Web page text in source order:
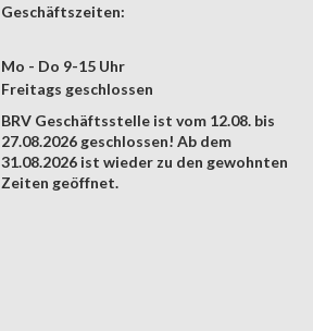
Geschäftszeiten:
Mo - Do 9-15 Uhr
Freitags geschlossen
BRV Geschäftsstelle ist vom 12.08. bis
27.08.2026 geschlossen! Ab dem
31.08.2026 ist wieder zu den gewohnten
Zeiten geöffnet.